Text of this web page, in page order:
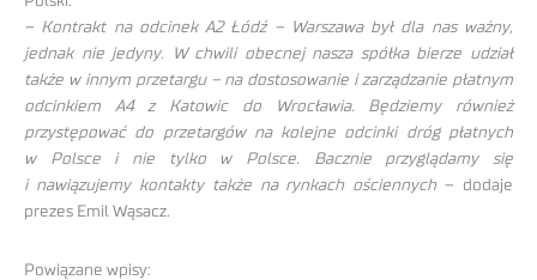
– Kontrakt na odcinek A2 Łódź – Warszawa był dla nas ważny,
jednak nie jedyny. W chwili obecnej nasza spółka bierze udział
także w innym przetargu – na dostosowanie i zarządzanie płatnym
odcinkiem A4 z Katowic do Wrocławia. Będziemy również
przystępować do przetargów na kolejne odcinki dróg płatnych
w Polsce i nie tylko w Polsce. Bacznie przyglądamy się
i nawiązujemy kontakty także na rynkach ościennych – dodaje
prezes Emil Wąsacz.
Powiązane wpisy: